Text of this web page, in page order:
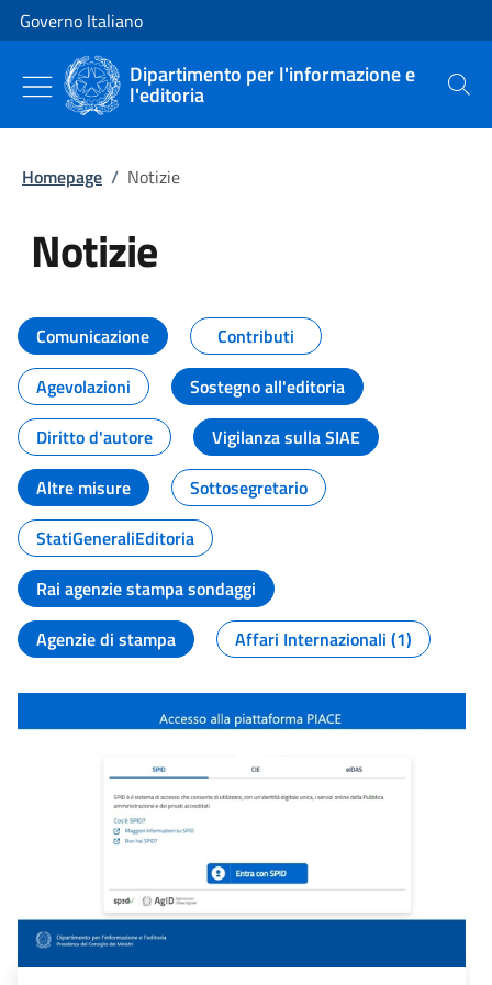
Vai al contenuto
Vai alla navigazione del sito
Governo Italiano
Dipartimento per l'informazione e
l'editoria Cerca
Homepage / Notizie
Notizie
Tutti i contenuti della pagina
Comunicazione
Contributi
Agevolazioni
Sostegno all'editoria
Diritto d'autore
Vigilanza sulla SIAE
Altre misure
Sottosegretario
StatiGeneraliEditoria
Rai agenzie stampa sondaggi
Agenzie di stampa
Affari Internazionali (1)